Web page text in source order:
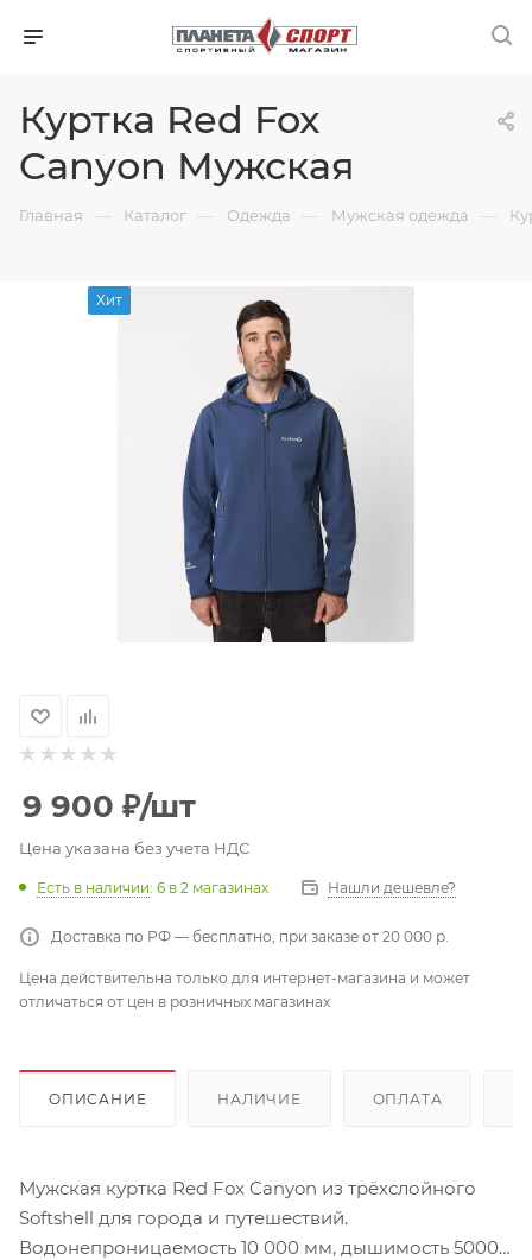
Куртка Red Fox
Canyon Мужская
Главная — Каталог — Одежда — Мужская одежда —
Хит
9 900 ₽/шт
Цена указана без учета НДС
Есть в наличии: 6 в 2 магазинах Нашли дешевле?
Доставка по РФ — бесплатно, при заказе от 20 000 р.
Цена действительна только для интернет-магазина и может
отличаться от цен в розничных магазинах
ОПИСАНИЕ НАЛИЧИЕ ОПЛАТА
Мужская куртка Red Fox Canyon из трёхслойного
Softshell для города и путешествий.
Водонепроницаемость 10 000 мм, дышимость 5000